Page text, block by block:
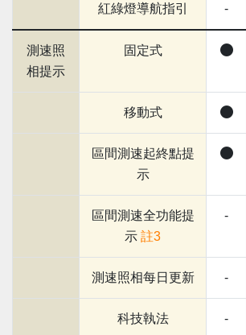
紅綠燈導航指引 -
測速照
相提示
固定式
移動式
區間測速起終點提
示
區間測速全功能提
示 註3
-
測速照相每日更新 -
科技執法 -